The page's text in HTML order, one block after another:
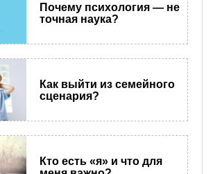
Почему психология — не
точная наука?
Как выйти из семейного
сценария?
Кто есть «я» и что для